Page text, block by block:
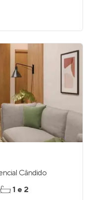
Cândido
1 e 2